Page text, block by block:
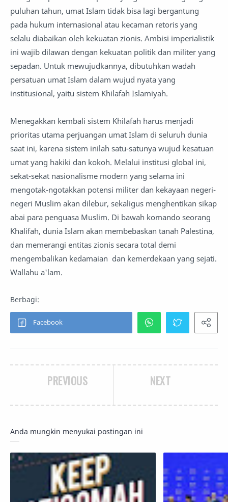
puluhan tahun, umat Islam tidak bisa lagi bergantung
pada hukum internasional atau kecaman retoris yang
selalu diabaikan oleh kekuatan zionis. Ambisi imperialistik
ini wajib dilawan dengan kekuatan politik dan militer yang
sepadan. Untuk mewujudkannya, dibutuhkan wadah
persatuan umat Islam dalam wujud nyata yang
institusional, yaitu sistem Khilafah Islamiyah.
Menegakkan kembali sistem Khilafah harus menjadi
prioritas utama perjuangan umat Islam di seluruh dunia
saat ini, karena sistem inilah satu-satunya wujud kesatuan
umat yang hakiki dan kokoh. Melalui institusi global ini,
sekat-sekat nasionalisme modern yang selama ini
mengotak-ngotakkan potensi militer dan kekayaan negeri-
negeri Muslim akan dilebur, sekaligus menghentikan sikap
abai para penguasa Muslim. Di bawah komando seorang
Khalifah, dunia Islam akan membebaskan tanah Palestina,
dan memerangi entitas zionis secara total demi
mengembalikan kedamaian dan kemerdekaan yang sejati.
Wallahu a'lam.
NEXT
PREVIOUS
Anda mungkin menyukai postingan ini